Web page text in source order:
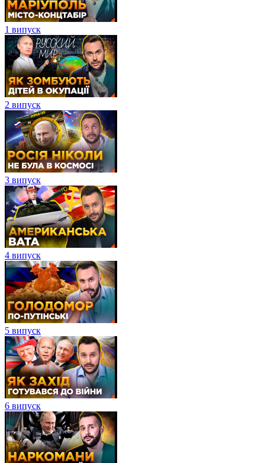
1 випуск
2 випуск
3 випуск
4 випуск
5 випуск
6 випуск